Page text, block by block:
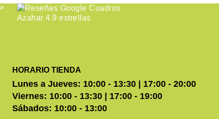
HORARIO TIENDA
Lunes a Jueves: 10:00 - 13:30 | 17:00 - 20:00
Viernes: 10:00 - 13:30 | 17:00 - 19:00
Sábados: 10:00 - 13:00